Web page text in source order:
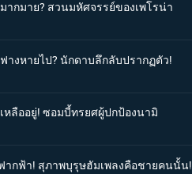
ากมาย? สวนมหัศจรรย์ของเพโรน่า
างหายไป? นักดาบลึกลับปรากฏตัว!
หลืออยู่! ซอมบี้ทรยศผู้ปกป้องนามิ
ากฟ้า! สุภาพบุรุษฮัมเพลงคือชายคนนั้น!